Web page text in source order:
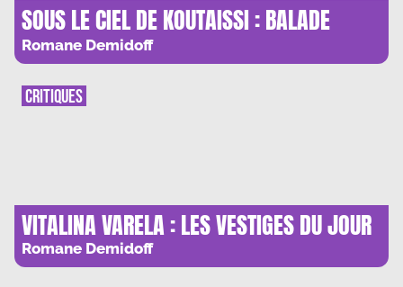
SOUS LE CIEL DE KOUTAISSI : BALADE
GEORGIENNE
Romane Demidoff
VITALINA VARELA : LES VESTIGES DU JOUR
Romane Demidoff
CRITIQUES